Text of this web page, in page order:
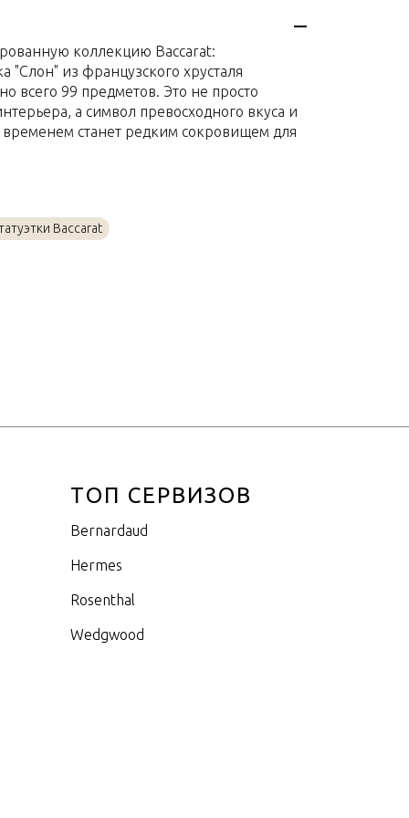
35 x 46 x 20смколлекцию Baccarat:
"Слон" из французского хрусталя
всего 99 предметов. Это не просто
а символ превосходного вкуса и
станет редким сокровищем для
Baccarat
ТОП СЕРВИЗОВ
Bernardaud
Hermes
Rosenthal
Wedgwood